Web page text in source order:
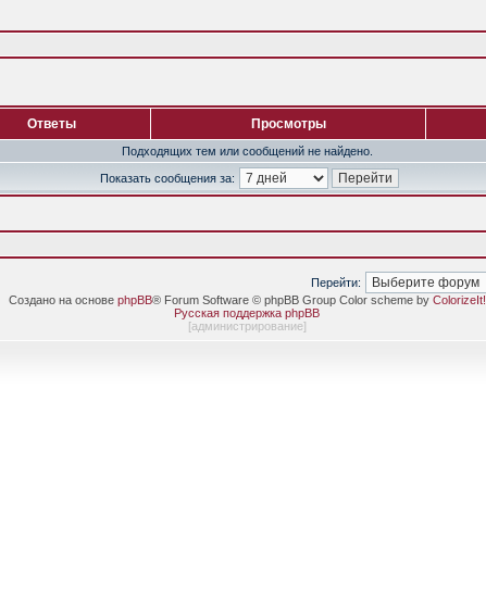
Ответы Просмотры
Подходящих тем или сообщений не найдено.
Показать сообщения за:
Перейти:
Создано на основе phpBB® Forum Software © phpBB Group Color scheme by ColorizeIt!
Русская поддержка phpBB
[администрирование]